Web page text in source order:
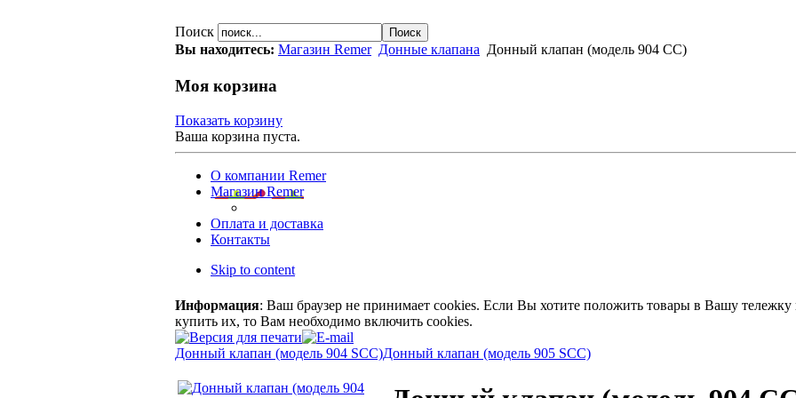
Поиск
Вы находитесь: Магазин Remer Донные клапана Донный клапан (модель 904 СС)
Моя корзина
Показать корзину
Ваша корзина пуста.
О компании Remer
Магазин Remer
Оплата и доставка
Контакты
Skip to content
Информация: Ваш браузер не принимает cookies. Если Вы хотите положить товары в Вашу тележку
купить их, то Вам необходимо включить cookies.
Донный клапан (модель 904 SСС)Донный клапан (модель 905 SСС)